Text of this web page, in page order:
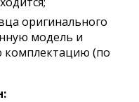
оригинального
модель и
комплектацию (по